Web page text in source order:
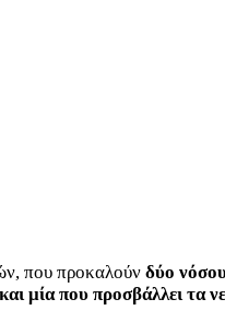
που προκαλούν δύο
μία που προσβάλλει τα